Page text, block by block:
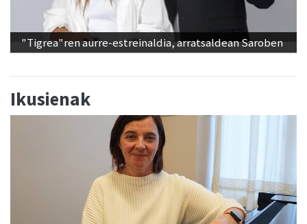
"Tigrea"ren aurre-estreinaldia, arratsaldean Saroben